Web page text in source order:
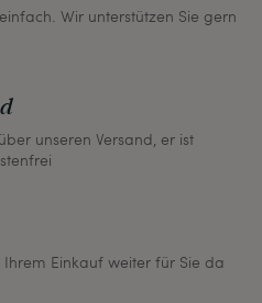
Wir unterstützen Sie gern
unseren Versand, er ist
Einkauf weiter für Sie da